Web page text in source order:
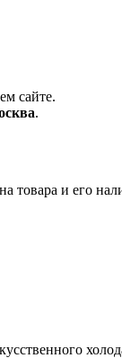
сайте.
.
товара и его